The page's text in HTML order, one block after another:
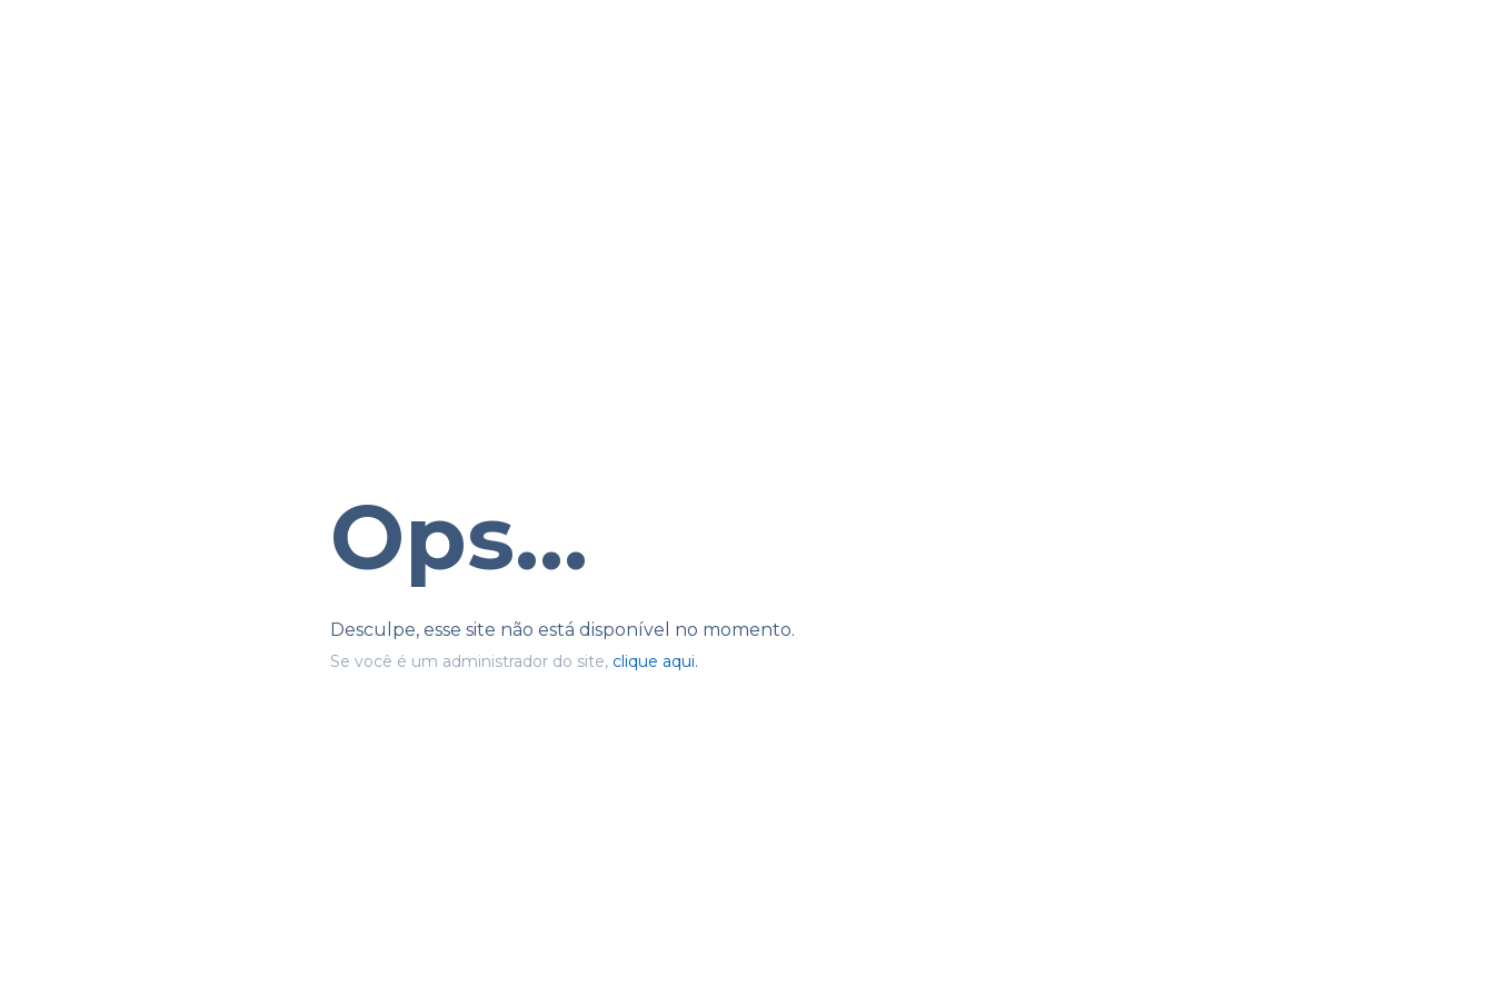
Ops...
Desculpe, esse site não está disponível no momento.
Se você é um administrador do site, clique aqui.